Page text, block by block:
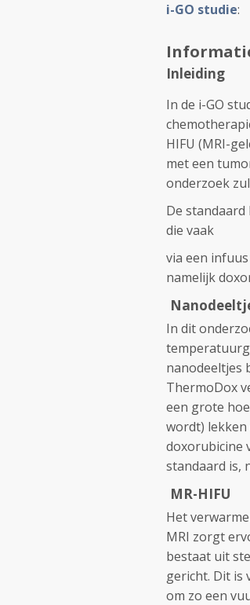
i-GO studie:
Inleiding
In de i-GO
HIFU (MRI-
met een
onderzoek
De
die vaak
via een
namelijk
In dit
nanodeeltjes
ThermoDox
een grote
wordt) lekken
doxorubicine
standaard is,
MR-HIFU
Het
MRI zorgt
bestaat uit
gericht. Dit is
om zo een